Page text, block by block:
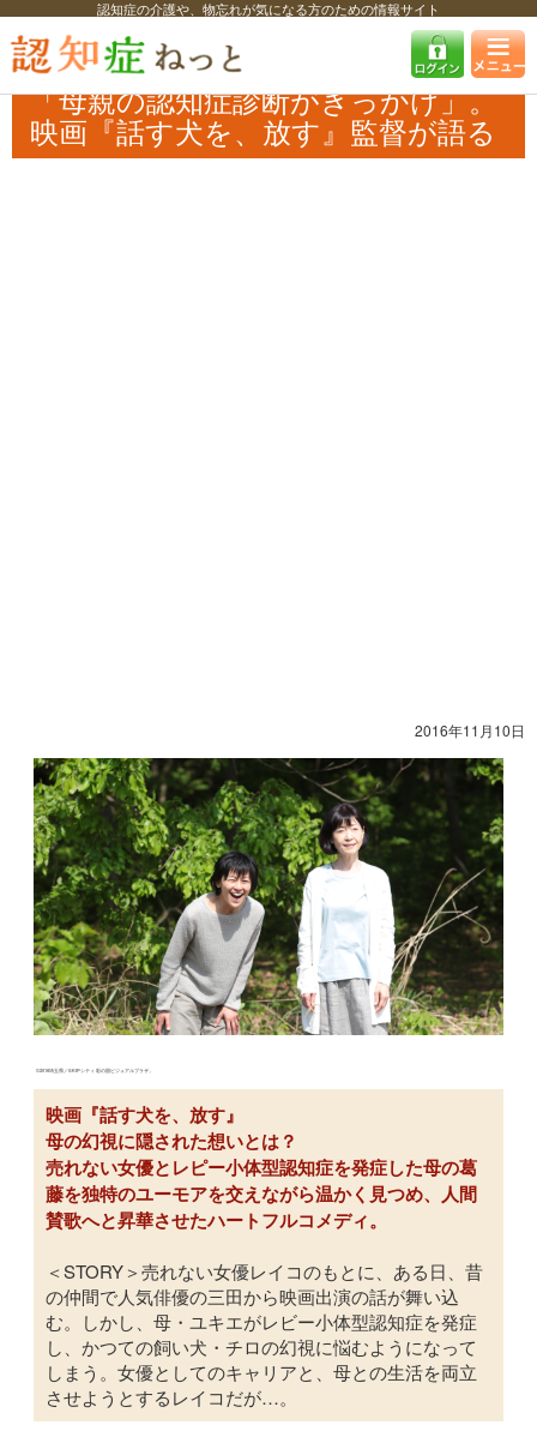
認知症の介護や、物忘れが気になる方のための情報サイト
認知症ねっと 特集・コラム・インタビュー インタビュー
「母親の認
知症診断がきっかけ」。映画『話す犬を、放す』監督が語る
「母親の認知症診断がきっかけ」。
映画『話す犬を、放す』監督が語る
2016年11月10日
©2016埼玉県／SKIPシティ 彩の国ビジュアルプラザ」
映画『話す犬を、放す』
母の幻視に隠された想いとは？
売れない女優とレピー小体型認知症を発症した母の葛
藤を独特のユーモアを交えながら温かく見つめ、人間
賛歌へと昇華させたハートフルコメディ。
＜STORY＞売れない女優レイコのもとに、ある日、昔
の仲間で人気俳優の三田から映画出演の話が舞い込
む。しかし、母・ユキエがレビー小体型認知症を発症
し、かつての飼い犬・チロの幻視に悩むようになって
しまう。女優としてのキャリアと、母との生活を両立
させようとするレイコだが…。